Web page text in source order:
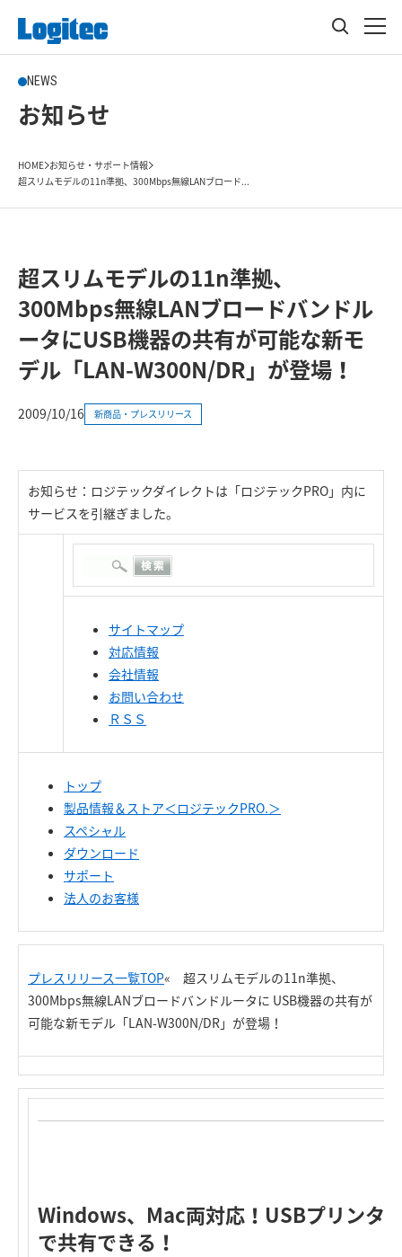
NEWS
お知らせ
HOME お知らせ・サポート情報
超スリムモデルの11n準拠、300Mbps無線LANブロード...
超スリムモデルの11n準拠、
300Mbps無線LANブロードバンドル
ータにUSB機器の共有が可能な新モ
デル「LAN-W300N/DR」が登場！
2009/10/16 新商品・プレスリリース
お知らせ：ロジテックダイレクトは「ロジテックPRO」内に
サービスを引継ぎました。
サイトマップ
対応情報
会社情報
お問い合わせ
ＲＳＳ
トップ
製品情報＆ストア＜ロジテックPRO.＞
スペシャル
ダウンロード
サポート
法人のお客様
プレスリリース一覧TOP« 超スリムモデルの11n準拠、
300Mbps無線LANブロードバンドルータに USB機器の共有が
可能な新モデル「LAN-W300N/DR」が登場！
Windows、Mac両対応！USBプリンタ
で共有できる！